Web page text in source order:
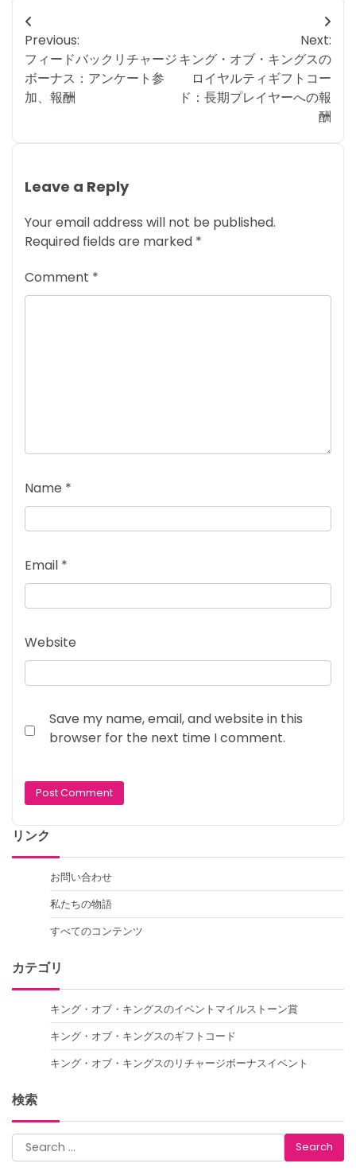
Post
navigation
Previous:
フィードバックリチャージ
ボーナス：アンケート参
加、報酬
Next:
キング・オブ・キングスの
ロイヤルティギフトコー
ド：長期プレイヤーへの報
酬
Leave a Reply
Your email address will not be published.
Required fields are marked *
Comment *
Name *
Email *
Website
Save my name, email, and website in this
browser for the next time I comment.
リンク
お問い合わせ
私たちの物語
すべてのコンテンツ
カテゴリ
キング・オブ・キングスのイベントマイルストーン賞
キング・オブ・キングスのギフトコード
キング・オブ・キングスのリチャージボーナスイベント
検索
Search
for: